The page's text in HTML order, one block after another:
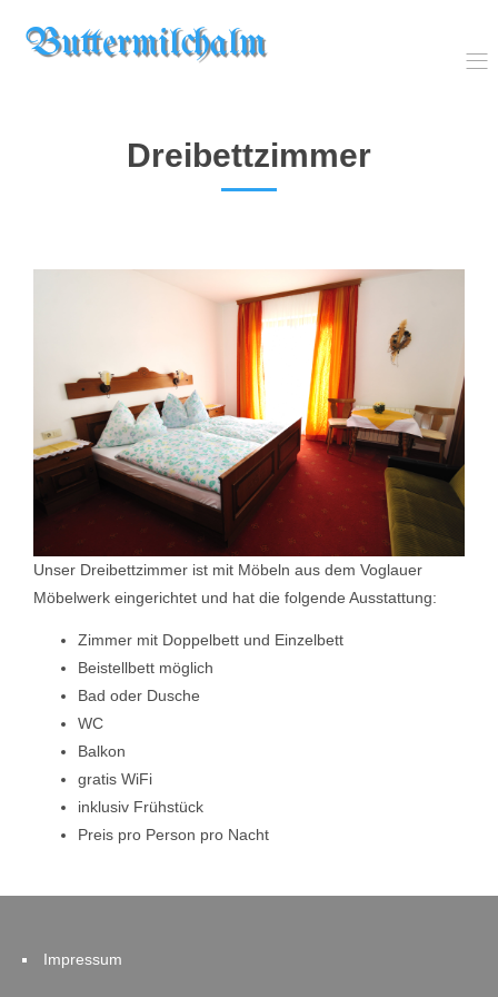
Buttermilchalm
Dreibettzimmer
Unser Dreibettzimmer ist mit Möbeln aus dem Voglauer
Möbelwerk eingerichtet und hat die folgende Ausstattung:
Zimmer mit Doppelbett und Einzelbett
Beistellbett möglich
Bad oder Dusche
WC
Balkon
gratis WiFi
inklusiv Frühstück
Preis pro Person pro Nacht
Impressum